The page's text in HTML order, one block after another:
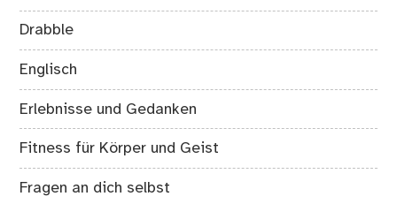
Drabble
Englisch
Erlebnisse und Gedanken
Fitness für Körper und Geist
Fragen an dich selbst